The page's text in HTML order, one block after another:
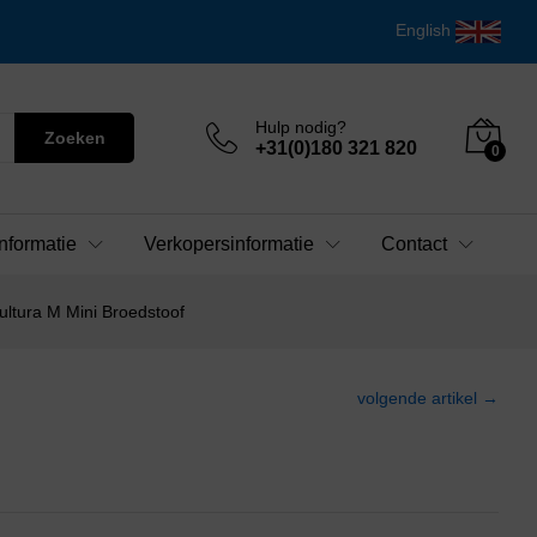
English
Zoeken
Hulp nodig?
+31(0)180 321 820 0
Verkopersinformatie Contact
M Mini Broedstoof
volgende artikel →